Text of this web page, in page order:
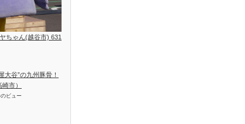
ちゃん(越谷市) 631
大谷”の九州豚骨！
崎市）
ビュー